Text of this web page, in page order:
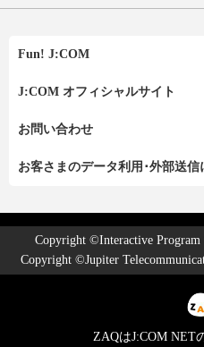
Fun! J:COM
J:COM オフィシャルサイト
お問い合わせ
お客さまのデータ利用･外部送信
Copyright ©Interactive Program
Copyright ©Jupiter
ZAQはJ:COM NET